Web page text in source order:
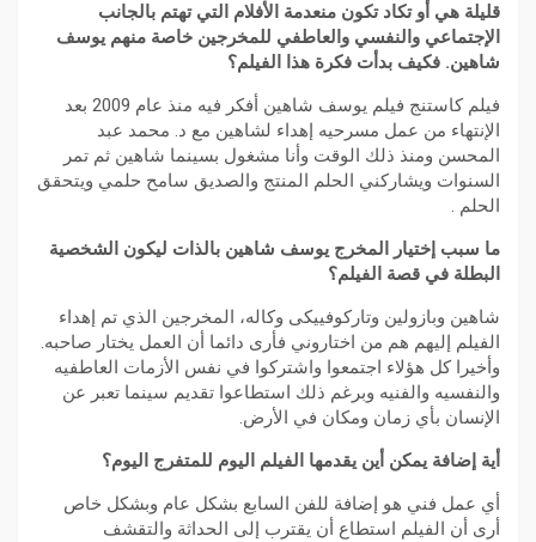
قليلة هي أو تكاد تكون منعدمة الأفلام التي تهتم بالجانب
الإجتماعي والنفسي والعاطفي للمخرجين خاصة منهم يوسف
شاهين. فكيف بدأت فكرة هذا الفيلم؟
فيلم كاستنج فيلم يوسف شاهين أفكر فيه منذ عام 2009 بعد
الإنتهاء من عمل مسرحيه إهداء لشاهين مع د. محمد عبد
المحسن ومنذ ذلك الوقت وأنا مشغول بسينما شاهين ثم تمر
السنوات ويشاركني الحلم المنتج والصديق سامح حلمي ويتحقق
الحلم .
ما سبب إختيار المخرج يوسف شاهين بالذات ليكون الشخصية
البطلة في قصة الفيلم؟
شاهين وبازولين وتاركوفييكى وكاله، المخرجين الذي تم إهداء
الفيلم إليهم هم من اختاروني فأرى دائما أن العمل يختار صاحبه.
وأخيرا كل هؤلاء اجتمعوا واشتركوا في نفس الأزمات العاطفيه
والنفسيه والفنيه وبرغم ذلك استطاعوا تقديم سينما تعبر عن
الإنسان بأي زمان ومكان في الأرض.
أية إضافة يمكن أين يقدمها الفيلم اليوم للمتفرج اليوم؟
أي عمل فني هو إضافة للفن السابع بشكل عام وبشكل خاص
أرى أن الفيلم استطاع أن يقترب إلى الحداثة والتقشف